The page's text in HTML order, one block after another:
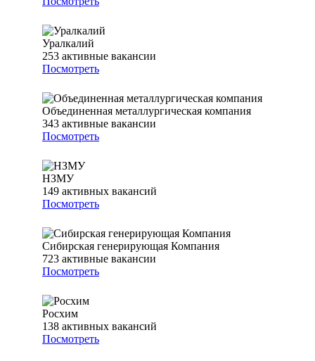
Уралкалий
253 активные вакансии
Посмотреть
Объединенная металлургическая компания
343 активные вакансии
Посмотреть
НЗМУ
149 активных вакансий
Посмотреть
Сибирская генерирующая Компания
723 активные вакансии
Посмотреть
Росхим
138 активных вакансий
Посмотреть